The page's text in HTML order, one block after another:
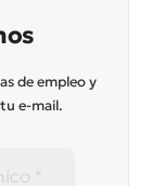
de empleo y
e-mail.